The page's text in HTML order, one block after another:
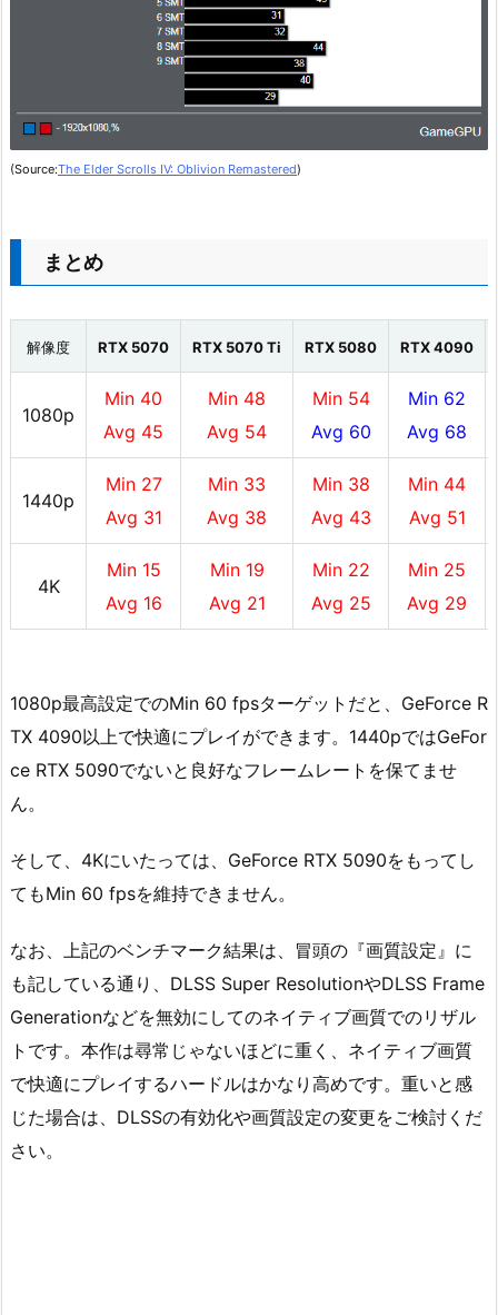
(Source:The Elder Scrolls IV: Oblivion Remastered)
まとめ
解像度 RTX 5070 RTX 5070 Ti RTX 5080 RTX 4090
1080p
Min 40
Avg 45
Min 48
Avg 54
Min 54
Avg 60
Min 62
Avg 68
1440p
Min 27
Avg 31
Min 33
Avg 38
Min 38
Avg 43
Min 44
Avg 51
4K
Min 15
Avg 16
Min 19
Avg 21
Min 22
Avg 25
Min 25
Avg 29
1080p最高設定でのMin 60 fpsターゲットだと、GeForce R
TX 4090以上で快適にプレイができます。1440pではGeFor
ce RTX 5090でないと良好なフレームレートを保てませ
ん。
そして、4Kにいたっては、GeForce RTX 5090をもってし
てもMin 60 fpsを維持できません。
なお、上記のベンチマーク結果は、冒頭の『画質設定』に
も記している通り、DLSS Super ResolutionやDLSS Frame
Generationなどを無効にしてのネイティブ画質でのリザル
トです。本作は尋常じゃないほどに重く、ネイティブ画質
で快適にプレイするハードルはかなり高めです。重いと感
じた場合は、DLSSの有効化や画質設定の変更をご検討くだ
さい。